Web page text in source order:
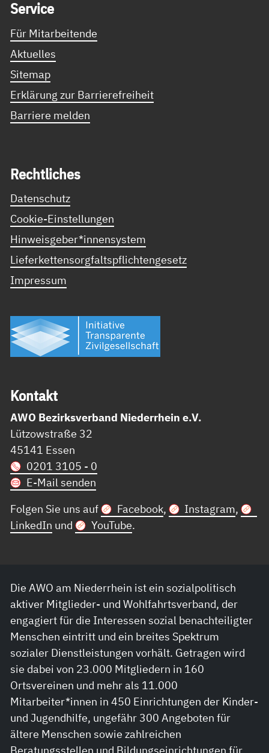
Ser­vice
Für Mitarbeitende
Aktuelles
Sitemap
Erklärung zur Barrierefreiheit
Barriere melden
Recht­li­ches
Datenschutz
Cookie-Einstellungen
Hinweisgeber*innensystem
Lieferkettensorgfaltspflichtengesetz
Impressum
Kon­takt
AWO Bezirksverband Niederrhein e.V.
Lützowstraße 32
45141 Essen
0201 3105 - 0
E-Mail senden
Folgen Sie uns auf
Facebook, Instagram,
LinkedIn und YouTube.
Die AWO am Niederrhein ist ein sozialpolitisch
aktiver Mitglieder- und Wohlfahrtsverband, der
engagiert für die Interessen sozial benachteiligter
Menschen eintritt und ein breites Spektrum
sozialer Dienstleistungen vorhält. Getragen wird
sie dabei von 23.000 Mitgliedern in 160
Ortsvereinen und mehr als 11.000
Mitarbeiter*innen in 450 Einrichtungen der Kinder-
und Jugendhilfe, ungefähr 300 Angeboten für
ältere Menschen sowie zahlreichen
Beratungsstellen und Bildungseinrichtungen für